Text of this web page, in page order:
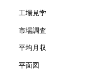
工場見学
市場調査
平均月収
平面図